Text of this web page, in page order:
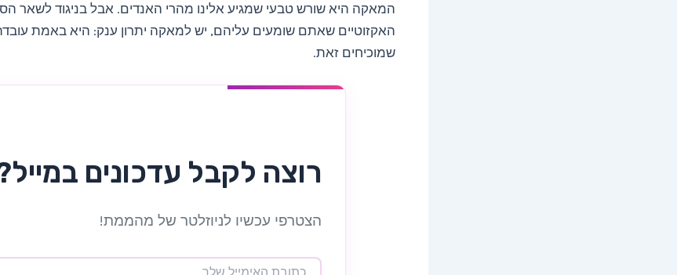
המאקה היא שורש טבעי שמגיע אלינו מהרי האנדים. אבל בניגוד לשאר
האקזוטיים שאתם שומעים עליהם, יש למאקה יתרון ענק: היא באמת
שמוכיחים זאת.
רוצה לקבל עדכונים
הצטרפי עכשיו לניוזלטר של מהממת!